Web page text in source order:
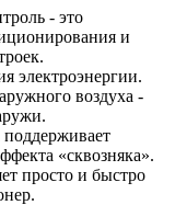
- это
и
электроэнергии.
воздуха -
«сквозняка».
просто и быстро